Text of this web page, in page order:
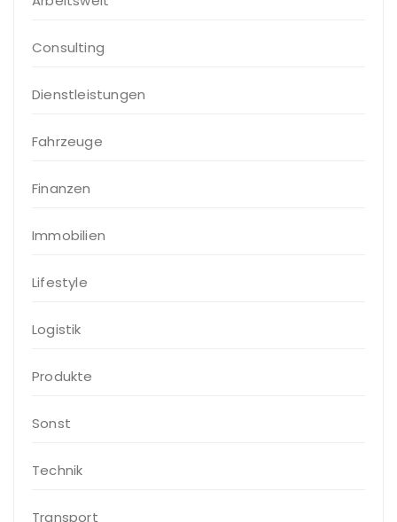
Consulting
Dienstleistungen
Fahrzeuge
Finanzen
Immobilien
Lifestyle
Logistik
Produkte
Sonst
Technik
Transport